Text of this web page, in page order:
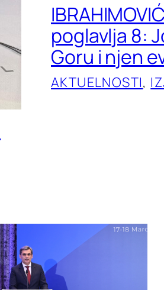
poglavlja 8:
Goru i njen
AKTUELNOSTI,